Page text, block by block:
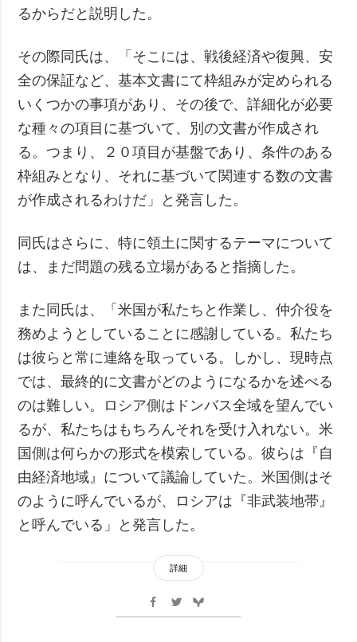
るからだと説明した。
その際同氏は、「そこには、戦後経済や復興、安
全の保証など、基本文書にて枠組みが定められる
いくつかの事項があり、その後で、詳細化が必要
な種々の項目に基づいて、別の文書が作成され
る。つまり、２０項目が基盤であり、条件のある
枠組みとなり、それに基づいて関連する数の文書
が作成されるわけだ」と発言した。
同氏はさらに、特に領土に関するテーマについて
は、まだ問題の残る立場があると指摘した。
また同氏は、「米国が私たちと作業し、仲介役を
務めようとしていることに感謝している。私たち
は彼らと常に連絡を取っている。しかし、現時点
では、最終的に文書がどのようになるかを述べる
のは難しい。ロシア側はドンバス全域を望んでい
るが、私たちはもちろんそれを受け入れない。米
国側は何らかの形式を模索している。彼らは『自
由経済地域』について議論していた。米国側はそ
のように呼んでいるが、ロシアは『非武装地帯』
と呼んでいる」と発言した。
詳細